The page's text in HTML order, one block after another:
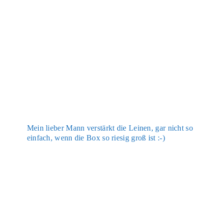
Mein lie­ber Mann ver­stärkt die Lei­nen, gar nicht so
ein­fach, wenn die Box so rie­sig groß ist :-)